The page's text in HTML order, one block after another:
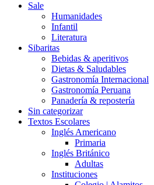
Sale
Humanidades
Infantil
Literatura
Sibaritas
Bebidas & aperitivos
Dietas & Saludables
Gastronomía Internacional
Gastronomía Peruana
Panadería & repostería
Sin categorizar
Textos Escolares
Inglés Americano
Primaria
Inglés Británico
Adultas
Instituciones